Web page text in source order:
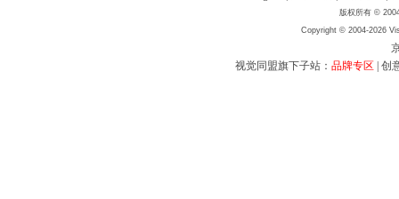
版权所有 ©
Copyright © 2004-2026
视觉同盟旗下子站： 品牌专区 创